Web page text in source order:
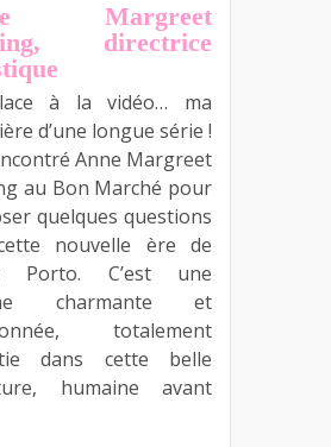
Margreet
directrice
à la vidéo… ma
d’une longue série !
Anne Margreet
au Bon Marché pour
quelques questions
nouvelle ère de
Porto. C’est une
charmante et
totalement
dans cette belle
humaine avant